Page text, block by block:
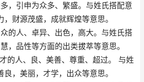
多，引申为众多、繁盛。与姓氏搭配意
，财源茂盛，成就辉煌等意思。
众的人、卓异、出色，高大。与姓氏搭
，品性等方面的出类拔萃等意思。
的人、良、美善、尊重、超过。 与姓
良，美丽，才学，出众等意思。